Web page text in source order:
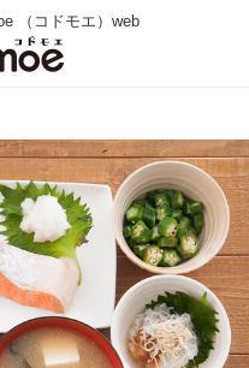
（コドモエ）web